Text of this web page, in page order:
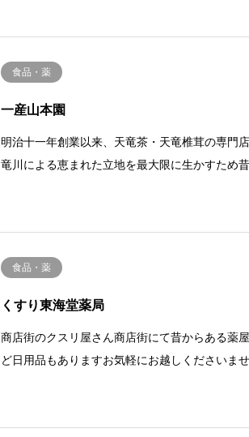
食品・薬
一産山本園
明治十一年創業以来、天竜茶・天竜椎茸の専門
竜川による恵まれた立地を最大限に生かすため
食品・薬
くすり東海堂薬局
商店街のクスリ屋さん商店街にて昔からある薬
ど日用品もありますお気軽にお越しくださいま